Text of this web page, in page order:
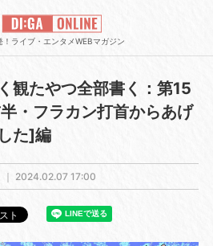
！ライブ・エンタメWEBマガジン
観たやつ全部書く：第15
・フラカン打首からあげ
た]編
2024.02.07 17:00